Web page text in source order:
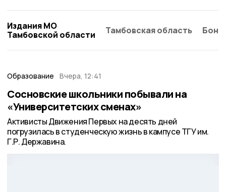
Издания МО
Тамбовской области
Тамбовская область
Образование Вчера, 12:41
Сосновские школьники побывали на
«Университетских сменах»
Активисты Движения Первых на десять дней
погрузилась в студенческую жизнь в кампусе ТГУ им.
Г.Р. Державина.